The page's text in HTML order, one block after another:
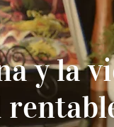
y la